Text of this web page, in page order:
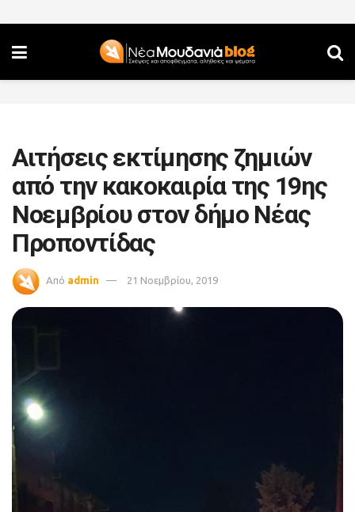
Αιτήσεις εκτίμησης ζημιών
από την κακοκαιρία της 19ης
Νοεμβρίου στον δήμο Νέας
Προποντίδας
Από admin 21 Νοεμβρίου, 2019